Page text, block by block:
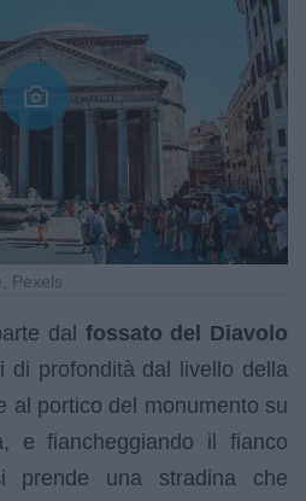
Pexels
dal fossato del Diavolo
di profondità dal livello della
al portico del monumento su
e fiancheggiando il fianco
prende una stradina che